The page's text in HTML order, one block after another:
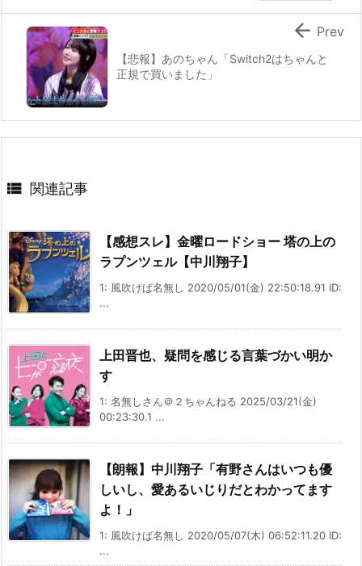
【悲報】あのちゃん「Switch2はちゃんと
正規で買いました」
 Prev
 関連記事
【感想スレ】金曜ロードショー 塔の上の
ラプンツェル【中川翔子】
1: 風吹けば名無し 2020/05/01(金) 22:50:18.91 ID:
...
上田晋也、疑問を感じる言葉づかい明か
す
1: 名無しさん＠２ちゃんねる 2025/03/21(金)
00:23:30.1 ...
【朗報】中川翔子「有野さんはいつも優
しいし、愛あるいじりだとわかってます
よ！」
1: 風吹けば名無し 2020/05/07(木) 06:52:11.20 ID:
...